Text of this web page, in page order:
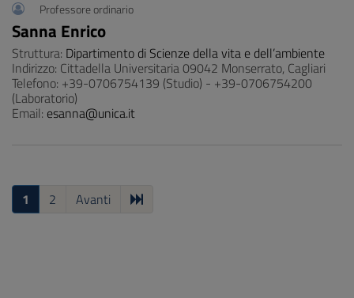
Professore ordinario
Sanna Enrico
Struttura: Dipartimento di Scienze della vita e dell’ambiente
Indirizzo: Cittadella Universitaria 09042 Monserrato, Cagliari
Telefono: +39-0706754139 (Studio) - +39-0706754200
(Laboratorio)
Email: esanna@unica.it
1 2 Avanti